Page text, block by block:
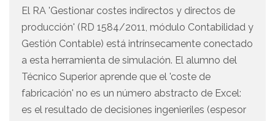
El RA 'Gestionar costes indirectos y directos de
producción' (RD 1584/2011, módulo Contabilidad y
Gestión Contable) está intrínsecamente conectado
a esta herramienta de simulación. El alumno del
Técnico Superior aprende que el 'coste de
fabricación' no es un número abstracto de Excel:
es el resultado de decisiones ingenieriles (espesor